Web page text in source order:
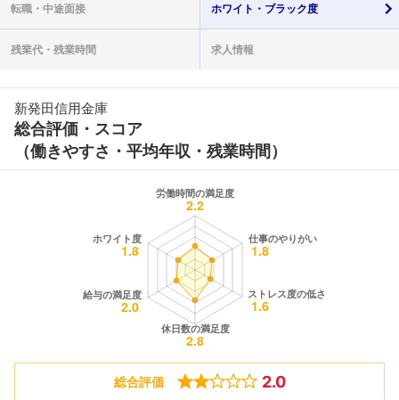
転職・ 中途面接 ホワイト・ ブラック度
残業代・ 残業時間 求人情報
新発田信用金庫
総合評価・スコア
（働きやすさ・平均年収・残業時間）
総合評価 2.0